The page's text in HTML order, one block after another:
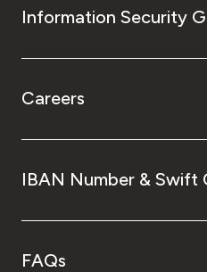
Information Security
Careers
IBAN Number & Swift
FAQs